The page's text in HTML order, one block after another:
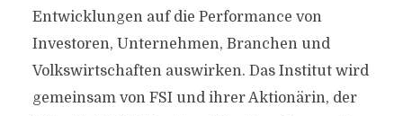
Entwicklungen auf die Performance von
Investoren, Unternehmen, Branchen und
Volkswirtschaften auswirken. Das Institut wird
gemeinsam von FSI und ihrer Aktionärin, der